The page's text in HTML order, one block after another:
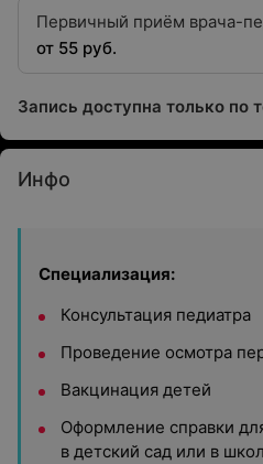
Первичный приём врача-
категории (дети от 1 года)
от 55 руб.
Запись доступна только по
Инфо
Специализация:
Консультация педиатра
Проведение осмотра
Вакцинация детей
Оформление справки
в детский сад или в